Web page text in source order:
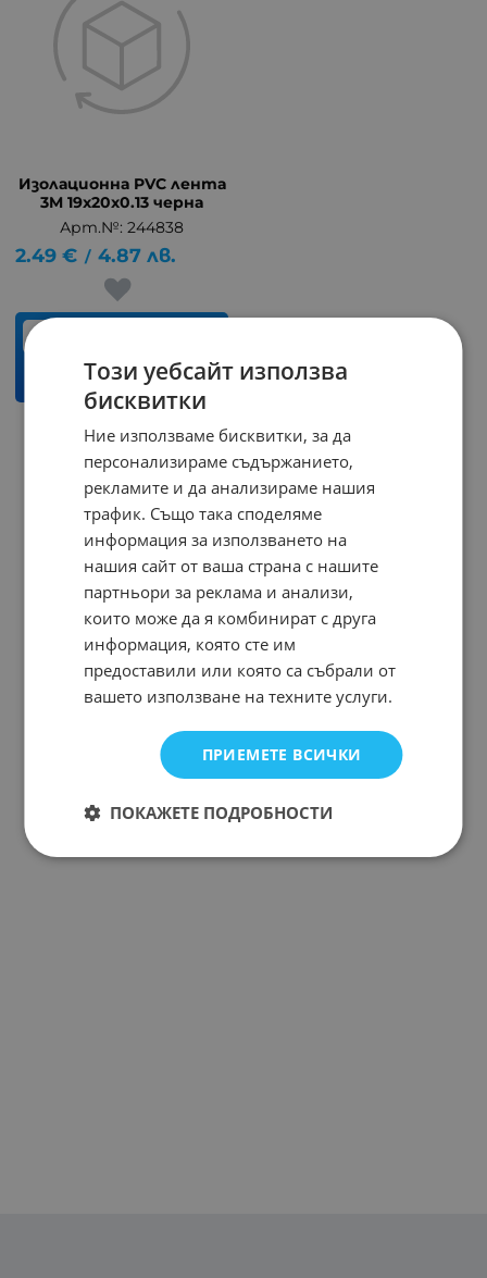
Изолационна PVC лента
3M 19x20x0.13 черна
Арт.№: 244838
2.49 € / 4.87 лв.
КУПИ
На страница по:
Този уебсайт използва
бисквитки
Ние използваме бисквитки, за да
персонализираме съдържанието,
рекламите и да анализираме нашия
трафик. Също така споделяме
информация за използването на
нашия сайт от ваша страна с нашите
партньори за реклама и анализи,
които може да я комбинират с друга
информация, която сте им
предоставили или която са събрали от
вашето използване на техните услуги.
ПРИЕМЕТЕ ВСИЧКИ
ПОКАЖЕТЕ ПОДРОБНОСТИ